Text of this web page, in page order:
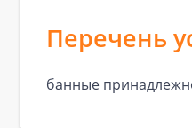
Перечень
банные